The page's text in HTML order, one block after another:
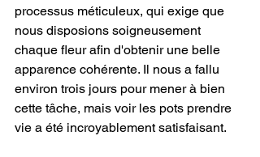
processus méticuleux, qui exige que
nous disposions soigneusement
chaque fleur afin d'obtenir une belle
apparence cohérente. Il nous a fallu
environ trois jours pour mener à bien
cette tâche, mais voir les pots prendre
vie a été incroyablement satisfaisant.